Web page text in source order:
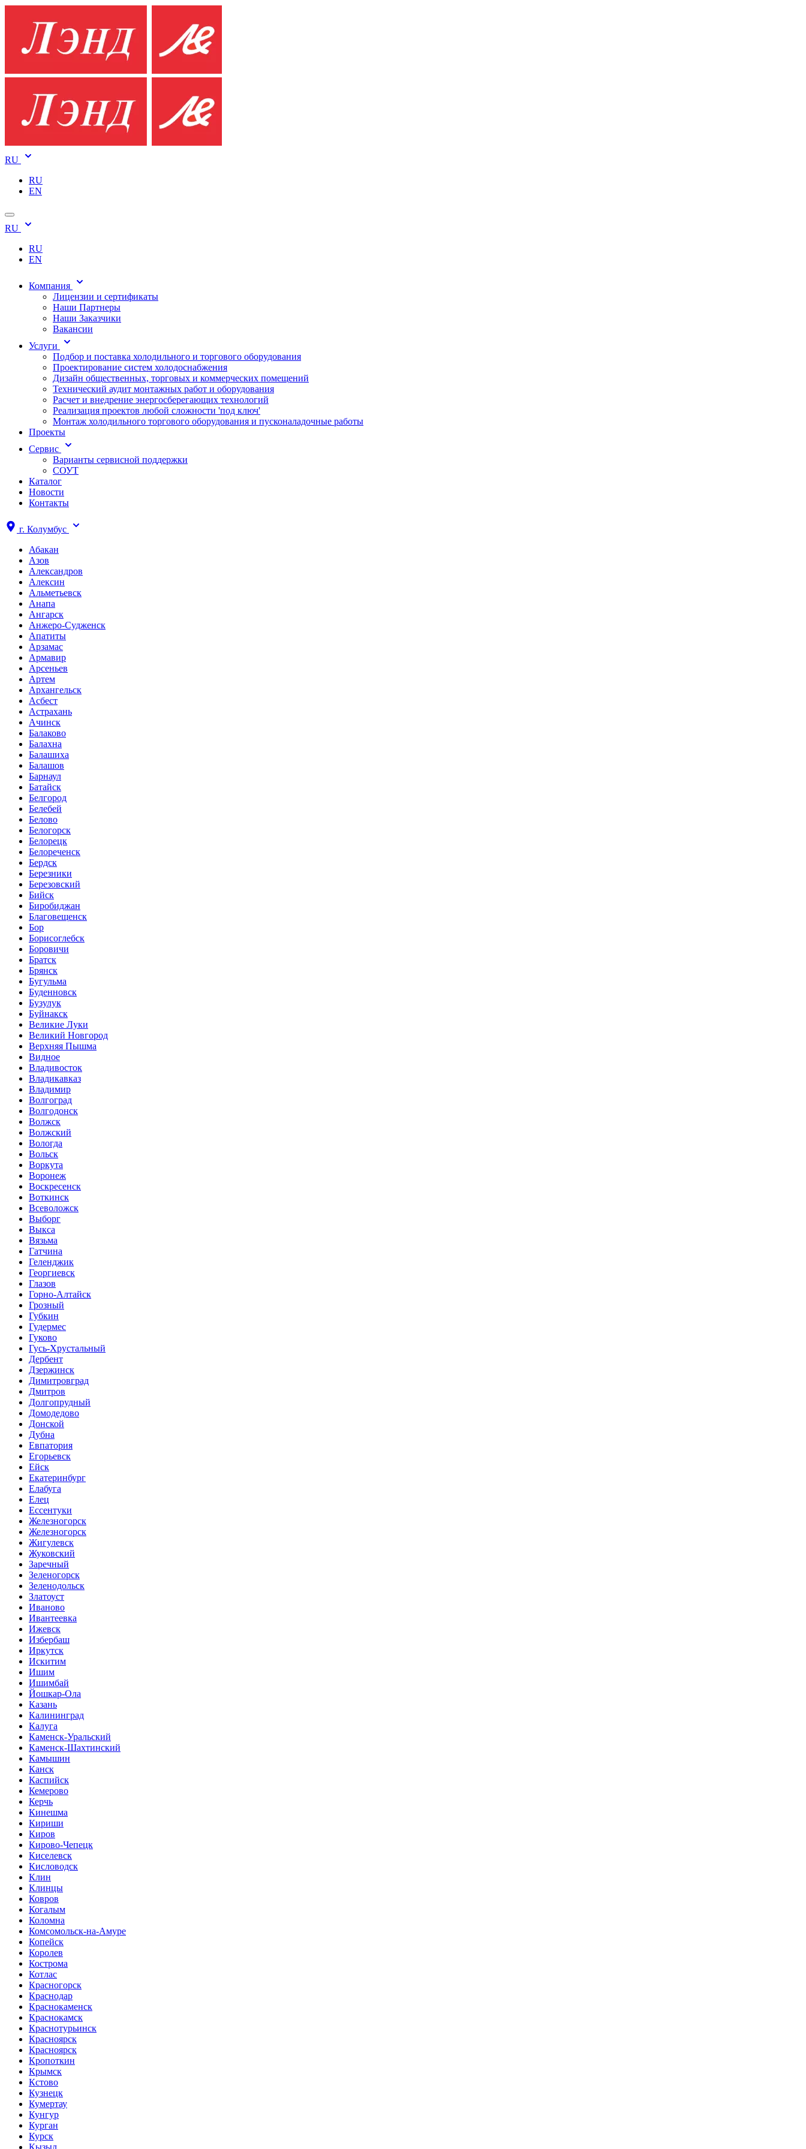
RU
RU
EN
RU
RU
EN
Компания
Лицензии и сертификаты
Наши Партнеры
Наши Заказчики
Вакансии
Услуги
Подбор и поставка холодильного и торгового оборудования
Проектирование систем холодоснабжения
Дизайн общественных, торговых и коммерческих помещений
Технический аудит монтажных работ и оборудования
Расчет и внедрение энергосберегающих технологий
Реализация проектов любой сложности 'под ключ'
Монтаж холодильного торгового оборудования и пусконаладочные работы
Проекты
Сервис
Варианты сервисной поддержки
СОУТ
Каталог
Новости
Контакты
г. Колумбус
Абакан
Азов
Александров
Алексин
Альметьевск
Анапа
Ангарск
Анжеро-Судженск
Апатиты
Арзамас
Армавир
Арсеньев
Артем
Архангельск
Асбест
Астрахань
Ачинск
Балаково
Балахна
Балашиха
Балашов
Барнаул
Батайск
Белгород
Белебей
Белово
Белогорск
Белорецк
Белореченск
Бердск
Березники
Березовский
Бийск
Биробиджан
Благовещенск
Бор
Борисоглебск
Боровичи
Братск
Брянск
Бугульма
Буденновск
Бузулук
Буйнакск
Великие Луки
Великий Новгород
Верхняя Пышма
Видное
Владивосток
Владикавказ
Владимир
Волгоград
Волгодонск
Волжск
Волжский
Вологда
Вольск
Воркута
Воронеж
Воскресенск
Воткинск
Всеволожск
Выборг
Выкса
Вязьма
Гатчина
Геленджик
Георгиевск
Глазов
Горно-Алтайск
Грозный
Губкин
Гудермес
Гуково
Гусь-Хрустальный
Дербент
Дзержинск
Димитровград
Дмитров
Долгопрудный
Домодедово
Донской
Дубна
Евпатория
Егорьевск
Ейск
Екатеринбург
Елабуга
Елец
Ессентуки
Железногорск
Железногорск
Жигулевск
Жуковский
Заречный
Зеленогорск
Зеленодольск
Златоуст
Иваново
Ивантеевка
Ижевск
Избербаш
Иркутск
Искитим
Ишим
Ишимбай
Йошкар-Ола
Казань
Калининград
Калуга
Каменск-Уральский
Каменск-Шахтинский
Камышин
Канск
Каспийск
Кемерово
Керчь
Кинешма
Кириши
Киров
Кирово-Чепецк
Киселевск
Кисловодск
Клин
Клинцы
Ковров
Когалым
Коломна
Комсомольск-на-Амуре
Копейск
Королев
Кострома
Котлас
Красногорск
Краснодар
Краснокаменск
Краснокамск
Краснотурьинск
Красноярск
Красноярск
Кропоткин
Крымск
Кстово
Кузнецк
Кумертау
Кунгур
Курган
Курск
Кызыл